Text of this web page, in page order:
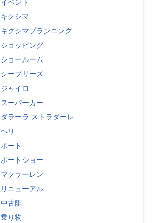
キクシマ
キクシマプランニング
ショッピング
ショールーム
シーブリーズ
ジャイロ
スーパーカー
ダラーラ ストラダーレ
ヘリ
ボート
ボートショー
マクラーレン
リニューアル
中古艇
乗り物